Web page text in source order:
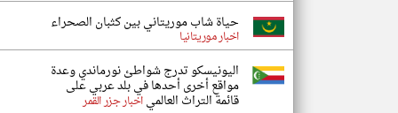
حياة شاب موريتاني بين كثبان الصحراء
اخبار موريتانيا
اليونيسكو تدرج شواطئ نورماندي وعدة
مواقع أخرى أحدها في بلد عربي على
قائمة التراث العالمياخبار جزر القمر